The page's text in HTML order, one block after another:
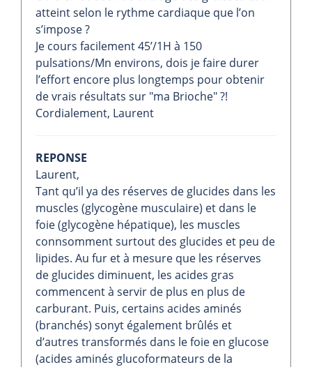
atteint selon le rythme cardiaque que l’on
s’impose ?
Je cours facilement 45’/1H à 150
pulsations/Mn environs, dois je faire durer
l’effort encore plus longtemps pour obtenir
de vrais résultats sur "ma Brioche" ?!
Cordialement, Laurent
REPONSE
Laurent,
Tant qu’il ya des réserves de glucides dans les
muscles (glycogène musculaire) et dans le
foie (glycogène hépatique), les muscles
connsomment surtout des glucides et peu de
lipides. Au fur et à mesure que les réserves
de glucides diminuent, les acides gras
commencent à servir de plus en plus de
carburant. Puis, certains acides aminés
(branchés) sonyt également brûlés et
d’autres transformés dans le foie en glucose
(acides aminés glucoformateurs de la